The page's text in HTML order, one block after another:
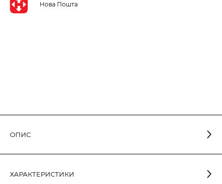
ОПИС
алюмопластиковому корпусі з опаловим розсіювачем. Має
ХАРАКТЕРИСТИКИ
Нова Пошта